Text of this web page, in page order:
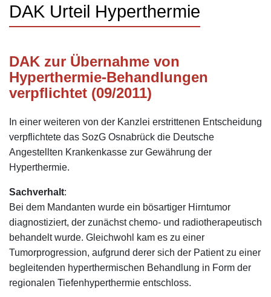
DAK Urteil Hyperthermie
DAK zur Übernahme von
Hyperthermie-Behandlungen
verpflichtet (09/2011)
In einer weiteren von der Kanzlei erstrittenen Entscheidung
verpflichtete das SozG Osnabrück die Deutsche
Angestellten Krankenkasse zur Gewährung der
Hyperthermie.
Sachverhalt:
Bei dem Mandanten wurde ein bösartiger Hirntumor
diagnostiziert, der zunächst chemo- und radiotherapeutisch
behandelt wurde. Gleichwohl kam es zu einer
Tumorprogression, aufgrund derer sich der Patient zu einer
begleitenden hyperthermischen Behandlung in Form der
regionalen Tiefenhyperthermie entschloss.